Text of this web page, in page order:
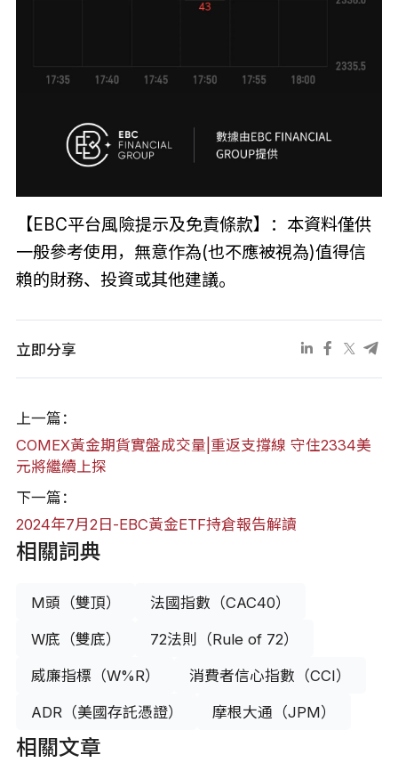
【EBC平台風險提示及免責條款】：本資料僅供
一般參考使用，無意作為(也不應被視為)值得信
賴的財務、投資或其他建議。
立即分享
上一篇：
COMEX黃金期貨實盤成交量|重返支撐線 守住2334美
元將繼續上探
下一篇：
2024年7月2日-EBC黃金ETF持倉報告解讀
相關詞典
M頭（雙頂） 法國指數（CAC40）
W底（雙底） 72法則（Rule of 72）
威廉指標（W%R） 消費者信心指數（CCI）
ADR（美國存託憑證） 摩根大通（JPM）
相關文章